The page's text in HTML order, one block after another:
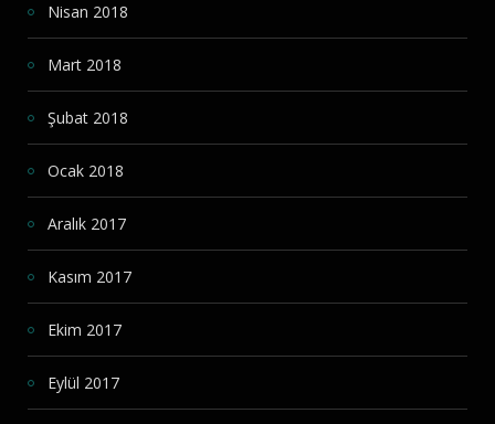
Nisan 2018
Mart 2018
Şubat 2018
Ocak 2018
Aralık 2017
Kasım 2017
Ekim 2017
Eylül 2017